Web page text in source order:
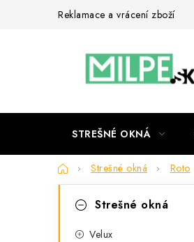
Reklamace a vrácení zboží
STREŠNÉ OKNÁ
DomovStrešné okná Roto
kategórieStrešné okná
Velux